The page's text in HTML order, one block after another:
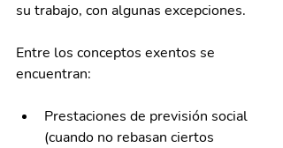
su trabajo, con algunas excepciones.
Entre los conceptos exentos se
encuentran:
Prestaciones de previsión social
(cuando no rebasan ciertos